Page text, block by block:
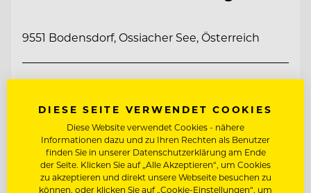
9551 Bodensdorf, Ossiacher See, Österreich
CHEF DE PARTIE
Entdecke alle Jobs
DIESE SEITE VERWENDET COOKIES
Diese Website verwendet Cookies - nähere
Informationen dazu und zu Ihren Rechten als Benutzer
finden Sie in unserer Datenschutzerklärung am Ende
der Seite. Klicken Sie auf „Alle Akzeptieren“, um Cookies
zu akzeptieren und direkt unsere Webseite besuchen zu
können, oder klicken Sie auf „Cookie-Einstellungen“, um